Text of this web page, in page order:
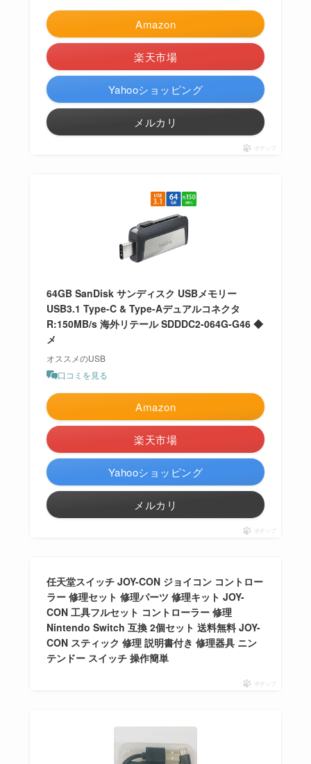
Amazon
楽天市場
Yahooショッピング
メルカリ
ポチップ
64GB SanDisk サンディスク USBメモリー
USB3.1 Type-C & Type-Aデュアルコネクタ
R:150MB/s 海外リテール SDDDC2-064G-G46 ◆
メ
オススメのUSB
口コミを見る
Amazon
楽天市場
Yahooショッピング
メルカリ
ポチップ
任天堂スイッチ JOY-CON ジョイコン コントロー
ラー 修理セット 修理パーツ 修理キット JOY-
CON 工具フルセット コントローラー 修理
Nintendo Switch 互換 2個セット 送料無料 JOY-
CON スティック 修理 説明書付き 修理器具 ニン
テンドー スイッチ 操作簡単
ポチップ